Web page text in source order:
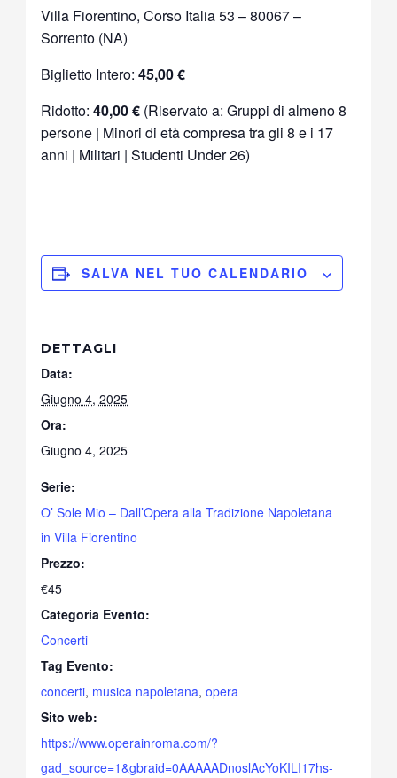
Villa Fiorentino, Corso Italia 53 – 80067 –
Sorrento (NA)
Biglietto Intero:45,00 €
Ridotto:40,00 € (Riservato a: Gruppi di almeno 8
persone | Minori di età compresa tra gli 8 e i 17
anni | Militari | Studenti Under 26)
SALVA NEL TUO CALENDARIO
DETTAGLI
Data:
Giugno 4, 2025
Ora:
Giugno 4, 2025
Serie:
O’ Sole Mio – Dall’Opera alla Tradizione Napoletana
in Villa Fiorentino
Prezzo:
€45
Categoria Evento:
Concerti
Tag Evento:
concerti, musica napoletana,opera
Sito web:
https://www.operainroma.com/?
gad_source=1&gbraid=0AAAAADnoslAcYoKILI17hs-